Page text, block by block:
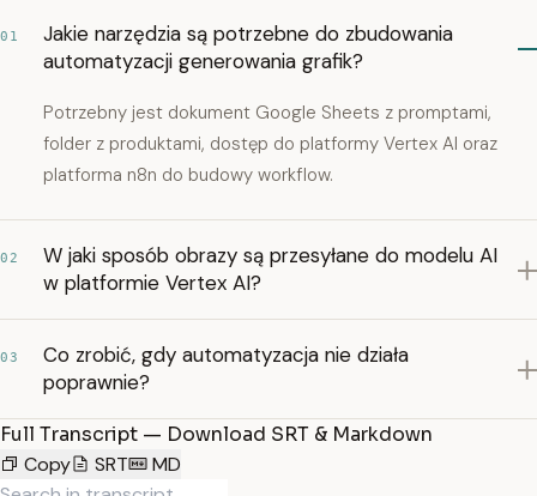
01
Jakie narzędzia są potrzebne do zbudowania
automatyzacji generowania grafik?
Potrzebny jest dokument Google Sheets z promptami,
folder z produktami, dostęp do platformy Vertex AI oraz
platforma n8n do budowy workflow.
02
W jaki sposób obrazy są przesyłane do modelu AI
w platformie Vertex AI?
03
Co zrobić, gdy automatyzacja nie działa
poprawnie?
Full Transcript — Download SRT & Markdown
Copy
SRT MD